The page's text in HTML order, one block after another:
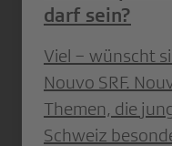
darf sein?
Viel − wünscht
Nouvo SRF.
Themen, die
Schweiz